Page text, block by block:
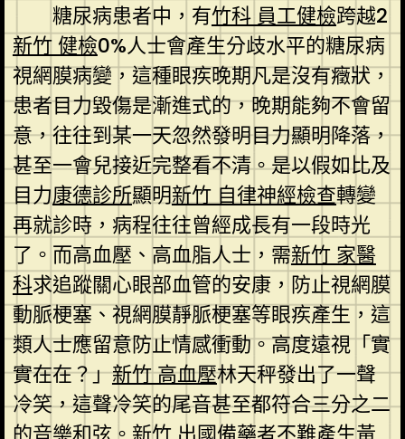
糖尿病患者中，有竹科 員工健檢跨越2
新竹 健檢0%人士會產生分歧水平的糖尿病
視網膜病變，這種眼疾晚期凡是沒有癥狀，
患者目力毀傷是漸進式的，晚期能夠不會留
意，往往到某一天忽然發明目力顯明降落，
甚至一會兒接近完整看不清。是以假如比及
目力康德診所顯明新竹 自律神經檢查轉變
再就診時，病程往往曾經成長有一段時光
了。而高血壓、高血脂人士，需新竹 家醫
科求追蹤關心眼部血管的安康，防止視網膜
動脈梗塞、視網膜靜脈梗塞等眼疾產生，這
類人士應留意防止情感衝動。高度遠視「實
實在在？」新竹 高血壓林天秤發出了一聲
冷笑，這聲冷笑的尾音甚至都符合三分之二